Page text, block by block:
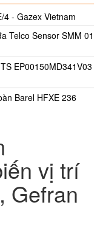
4 - Gazex Vietnam
Telco Sensor SMM 01
EP00150MD341V03
Barel HFXE 236
vị trí
Gefran